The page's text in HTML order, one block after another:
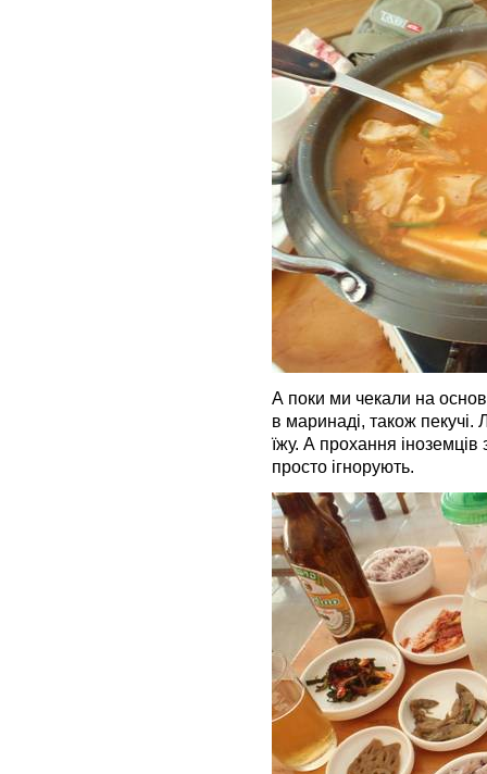
А поки ми чекали на
в маринаді, також пекучі.
їжу. А прохання
просто ігнорують.